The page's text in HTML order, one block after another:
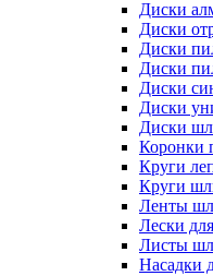
Диски
Диски
Диски
Диски
Диски
Диски
Диски
Коронки
Круги
Круги
Ленты
Лески
Листы
Насадки